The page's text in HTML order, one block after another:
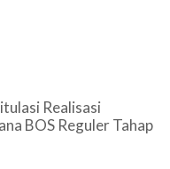
Realisasi
BOS Reguler Tahap